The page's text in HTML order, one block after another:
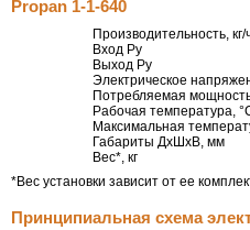
Propan 1-1-640
Производительность, кг/
Вход Ру
Выход Ру
Электрическое
Потребляемая
Рабочая температура,
Максимальная
Габариты ДхШхВ, мм
Вес*, кг
*Вес установки зависит от ее
Принципиальная схема